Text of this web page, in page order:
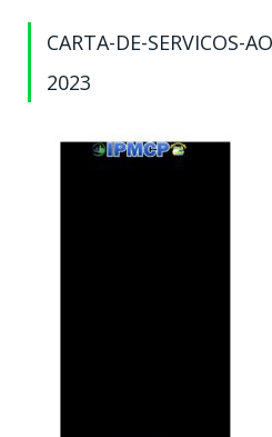
CARTA-DE-SERVICOS-
2023